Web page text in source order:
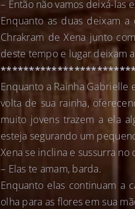
– Então não vamos deixá-las
Enquanto as duas deixam
Chrakram de Xena junto
deste tempo e lugar deixam
Enquanto a Rainha Gabrielle
volta de sua rainha,
muito jovens trazem a ela
esteja segurando um
Xena se inclina e sussurra no
– Elas te amam, barda.
Enquanto elas continuam a
olha para as flores em sua